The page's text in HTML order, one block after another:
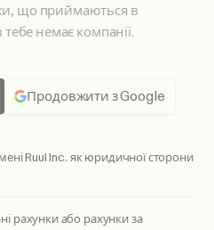
що приймаються в
тебе немає компанії.
Продовжити з Google
Ruul Inc. як юридичної сторони
рахунки або рахунки за